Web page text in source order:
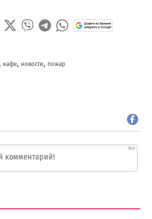
, кафе, новости, пожар
500